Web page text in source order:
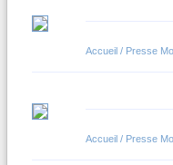
Accueil / Presse
Accueil / Presse